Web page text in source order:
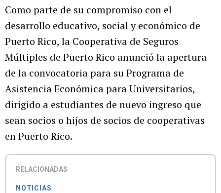
Como parte de su compromiso con el
desarrollo educativo, social y económico de
Puerto Rico, la Cooperativa de Seguros
Múltiples de Puerto Rico anunció la apertura
de la convocatoria para su Programa de
Asistencia Económica para Universitarios,
dirigido a estudiantes de nuevo ingreso que
sean socios o hijos de socios de cooperativas
en Puerto Rico.
RELACIONADAS
NOTICIAS